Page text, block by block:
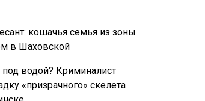
кошачья семья из зоны
в Шаховской
под водой? Криминалист
«призрачного» скелета